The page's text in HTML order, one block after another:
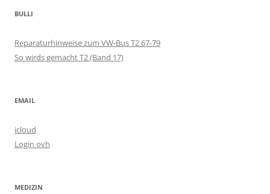
BULLI
Reparaturhinweise zum VW-Bus T2 67-79
So wirds gemacht T2 (Band 17)
EMAIL
icloud
Login ovh
MEDIZIN